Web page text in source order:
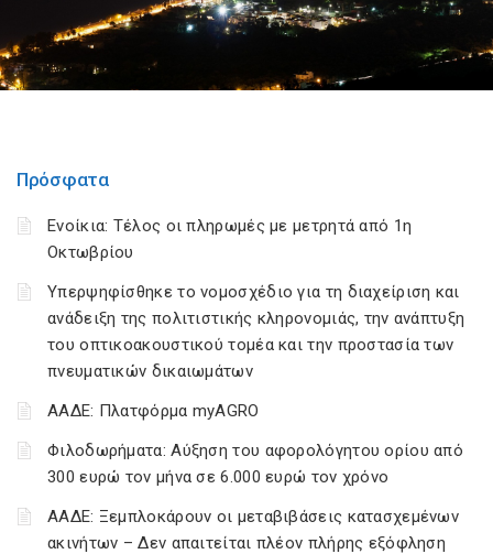
Πρόσφατα
Ενοίκια: Τέλος οι πληρωμές με μετρητά από 1η
Οκτωβρίου
Υπερψηφίσθηκε το νομοσχέδιο για τη διαχείριση και
ανάδειξη της πολιτιστικής κληρονομιάς, την ανάπτυξη
του οπτικοακουστικού τομέα και την προστασία των
πνευματικών δικαιωμάτων
ΑΑΔΕ: Πλατφόρμα myAGRO
Φιλοδωρήματα: Αύξηση του αφορολόγητου ορίου από
300 ευρώ τον μήνα σε 6.000 ευρώ τον χρόνο
ΑΑΔΕ: Ξεμπλοκάρουν οι μεταβιβάσεις κατασχεμένων
ακινήτων – Δεν απαιτείται πλέον πλήρης εξόφληση